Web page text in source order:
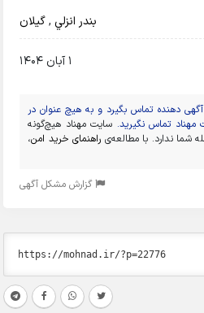
بندر انزلي ,گیلان
1 آبان 1404
دهنده تماس بگیرد و به هیچ عنوان در
تماس نگیرید. سایت مهناد هیچ‌گونه
شما ندارد. با مطالعه‌ی راهنمای خرید امن،
گزارش مشکل آگهی